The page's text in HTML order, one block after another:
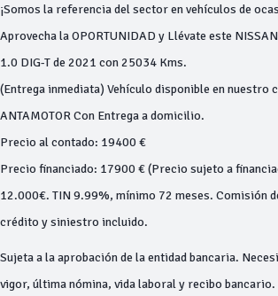
¡Somos la referencia del sector en vehículos de
Aprovecha la OPORTUNIDAD y Llévate este
1.0 DIG-T de 2021 con 25034 Kms.
(Entrega inmediata) Vehículo disponible en nuestro
ANTAMOTOR Con Entrega a domicilio.
Precio al contado: 19400 €
Precio financiado: 17900 € (Precio sujeto a
12.000€. TIN 9.99%, mínimo 72 meses. Comisión
crédito y siniestro incluido.
Sujeta a la aprobación de la entidad bancaria.
vigor, última nómina, vida laboral y recibo bancario.